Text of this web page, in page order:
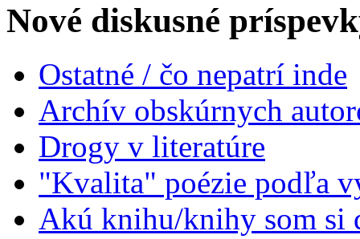
Nové diskusné
Ostatné / čo nepatrí inde
Archív obskúrnych
Drogy v literatúre
"Kvalita" poézie podľa
Akú knihu/knihy som si